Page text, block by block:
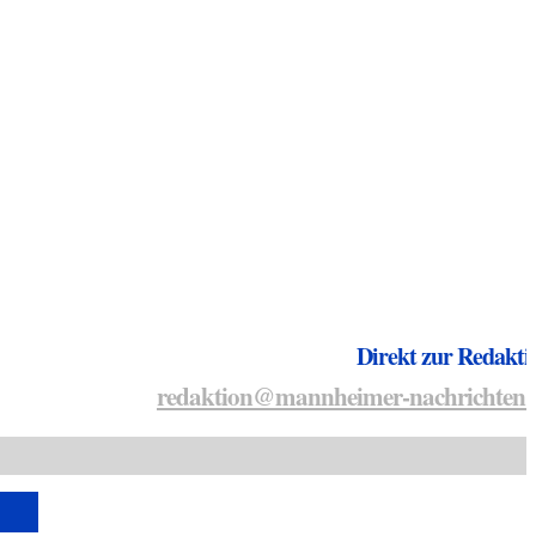
Direkt zur
redaktion@mannheimer-